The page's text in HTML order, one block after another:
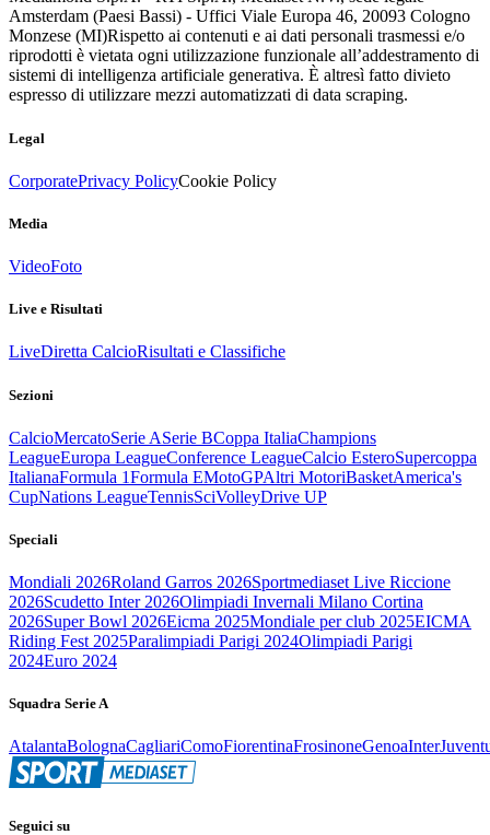
Amsterdam (Paesi Bassi) - Uffici Viale Europa 46, 20093 Cologno
Monzese (MI)Rispetto ai contenuti e ai dati personali trasmessi e/o
riprodotti è vietata ogni utilizzazione funzionale all’addestramento di
sistemi di intelligenza artificiale generativa. È altresì fatto divieto
espresso di utilizzare mezzi automatizzati di data scraping.
Legal
CorporatePrivacy PolicyCookie Policy
Media
VideoFoto
Live e Risultati
LiveDiretta CalcioRisultati e Classifiche
Sezioni
CalcioMercatoSerie ASerie BCoppa ItaliaChampions
LeagueEuropa LeagueConference LeagueCalcio EsteroSupercoppa
ItalianaFormula 1Formula EMotoGPAltri MotoriBasketAmerica's
CupNations LeagueTennisSciVolleyDrive UP
Speciali
Mondiali 2026Roland Garros 2026Sportmediaset Live Riccione
2026Scudetto Inter 2026Olimpiadi Invernali Milano Cortina
2026Super Bowl 2026Eicma 2025Mondiale per club 2025EICMA
Riding Fest 2025Paralimpiadi Parigi 2024Olimpiadi Parigi
2024Euro 2024
Squadra Serie A
AtalantaBolognaCagliariComoFiorentinaFrosinoneGenoaInter
Seguici su